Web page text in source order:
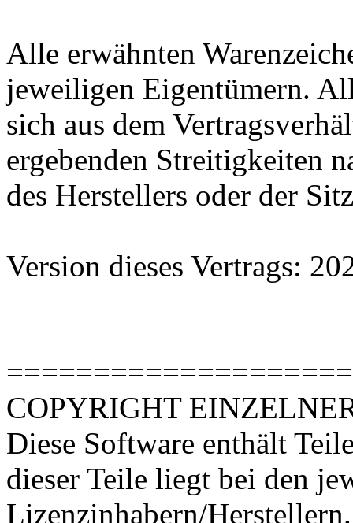
Alle erwähnten
jeweiligen Eigentümern.
sich aus dem
ergebenden Streitigkeiten
des Herstellers oder der
Version dieses Vertrags:
COPYRIGHT
Diese Software enthält
dieser Teile liegt bei den
Lizenzinhabern/Herstellern.